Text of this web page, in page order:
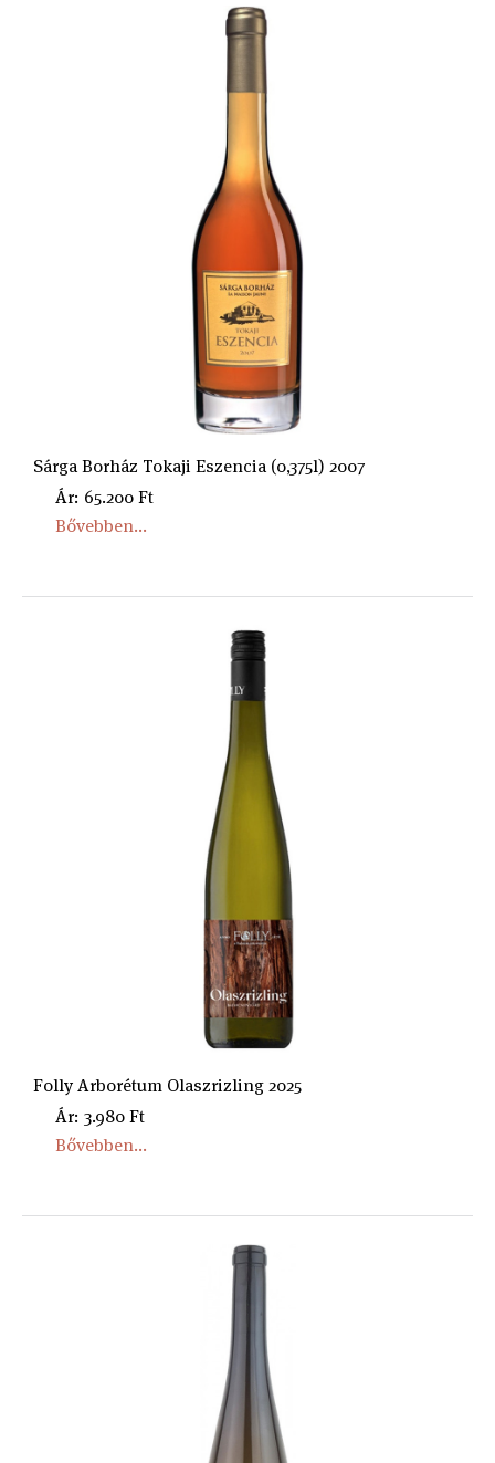
Sárga Borház Tokaji Eszencia (0,375l) 2007
Ár: 65.200 Ft
Bővebben...
Folly Arborétum Olaszrizling 2025
Ár: 3.980 Ft
Bővebben...